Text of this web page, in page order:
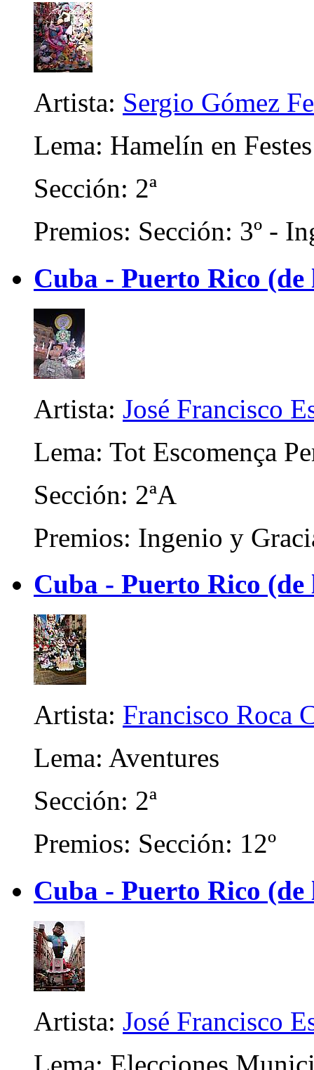
Artista: Sergio Gómez
Lema: Hamelín en Festes
Sección: 2ª
Premios: Sección: 3º -
Cuba - Puerto Rico
Artista: José Francisco
Lema: Tot Escomença
Sección: 2ªA
Premios: Ingenio y
Cuba - Puerto Rico
Artista: Francisco Roca
Lema: Aventures
Sección: 2ª
Premios: Sección: 12º
Cuba - Puerto Rico
Artista: José Francisco
Lema: Elecciones